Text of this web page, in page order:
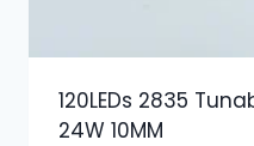
120LEDs 2835
24W 10MM